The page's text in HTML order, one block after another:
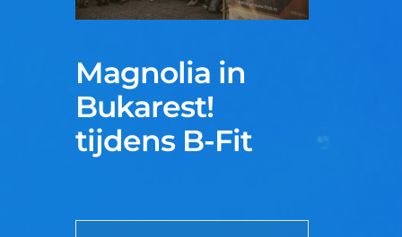
Magnolia in
Bukarest!
tijdens B-Fit